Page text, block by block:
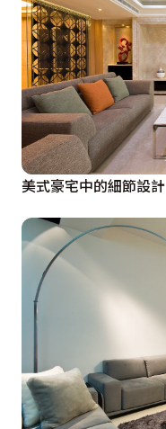
美式豪宅中的細節設計